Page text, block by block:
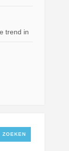
trend in